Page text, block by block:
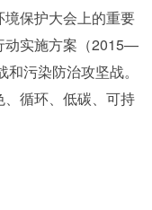
保护大会上的重要
实施方案（2015—
污染防治攻坚战。
循环、低碳、可持